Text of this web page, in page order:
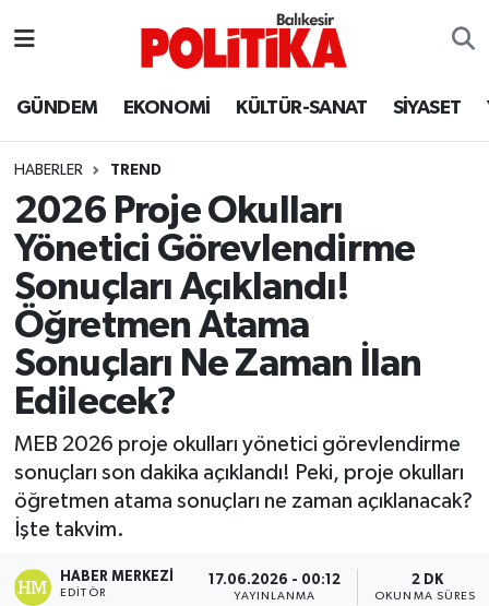
GÜNDEM EKONOMİ KÜLTÜR-SANAT SİYASET
HABERLER TREND
2026 Proje Okulları
Yönetici Görevlendirme
Sonuçları Açıklandı!
Öğretmen Atama
Sonuçları Ne Zaman İlan
Edilecek?
MEB 2026 proje okulları yönetici görevlendirme
sonuçları son dakika açıklandı! Peki, proje okulları
öğretmen atama sonuçları ne zaman açıklanacak?
İşte takvim.
HABER MERKEZI
EDITÖR
17.06.2026 - 00:12
YAYINLANMA
2 DK
OKUNMA SÜRESI
Ayvalık
Balya
Bandırma
Bigadiç
BİYOGRAFİLER
Burhaniye
ÇEVRE
DÜNYA
Dursunbey
Balıkesir Hava Durumu
Balıkesir Namaz Vakitleri
Balıkesir Trafik Yoğunluk Haritası
Süper Lig Puan Durumu ve Fikstür
Tüm Manşetler
Son Dakika Haberleri
Haber Arşivi